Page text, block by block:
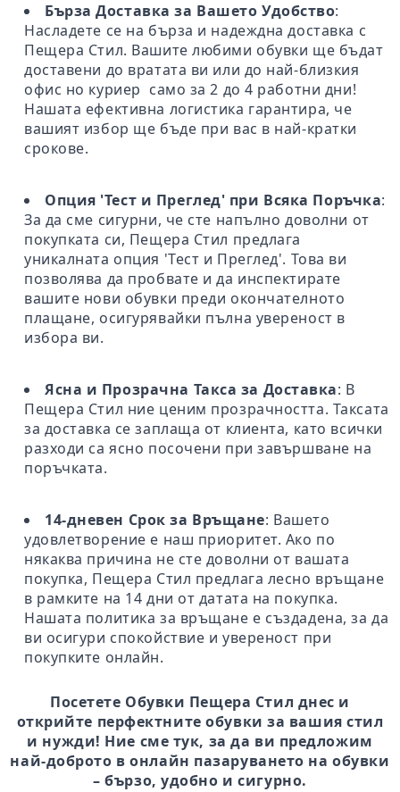
Бърза Доставка за Вашето Удобство:
Насладете се на бърза и надеждна доставка с
Пещера Стил. Вашите любими обувки ще бъдат
доставени до вратата ви или до най-близкия
офис но куриер само за 2 до 4 работни дни!
Нашата ефективна логистика гарантира, че
вашият избор ще бъде при вас в най-кратки
срокове.
Опция 'Тест и Преглед' при Всяка Поръчка:
За да сме сигурни, че сте напълно доволни от
покупката си, Пещера Стил предлага
уникалната опция 'Тест и Преглед'. Това ви
позволява да пробвате и да инспектирате
вашите нови обувки преди окончателното
плащане, осигурявайки пълна увереност в
избора ви.
Ясна и Прозрачна Такса за Доставка: В
Пещера Стил ние ценим прозрачността. Таксата
за доставка се заплаща от клиента, като всички
разходи са ясно посочени при завършване на
поръчката.
14-дневен Срок за Връщане: Вашето
удовлетворение е наш приоритет. Ако по
някаква причина не сте доволни от вашата
покупка, Пещера Стил предлага лесно връщане
в рамките на 14 дни от датата на покупка.
Нашата политика за връщане е създадена, за да
ви осигури спокойствие и увереност при
покупките онлайн.
Посетете Обувки Пещера Стил днес и
открийте перфектните обувки за вашия стил
и нужди! Ние сме тук, за да ви предложим
най-доброто в онлайн пазаруването на обувки
– бързо, удобно и сигурно.